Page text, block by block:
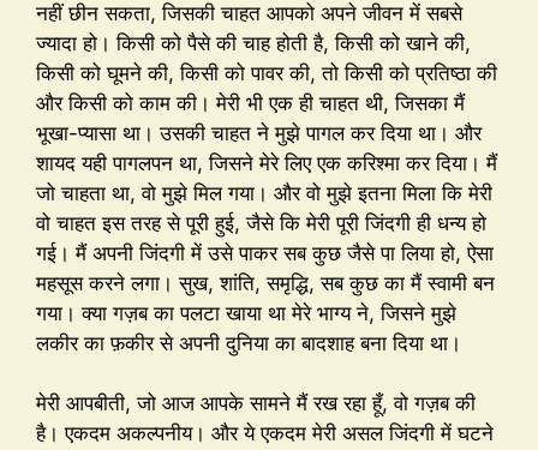
नहीं छीन सकता, जिसकी चाहत आपको अपने जीवन में सबसे
ज्यादा हो। किसी को पैसे की चाह होती है, किसी को खाने की,
किसी को घूमने की, किसी को पावर की, तो किसी को प्रतिष्ठा की
और किसी को काम की। मेरी भी एक ही चाहत थी, जिसका मैं
भूखा-प्यासा था। उसकी चाहत ने मुझे पागल कर दिया था। और
शायद यही पागलपन था, जिसने मेरे लिए एक करिश्मा कर दिया। मैं
जो चाहता था, वो मुझे मिल गया। और वो मुझे इतना मिला कि मेरी
वो चाहत इस तरह से पूरी हुई, जैसे कि मेरी पूरी जिंदगी ही धन्य हो
गई। मैं अपनी जिंदगी में उसे पाकर सब कुछ जैसे पा लिया हो, ऐसा
महसूस करने लगा। सुख, शांति, समृद्धि, सब कुछ का मैं स्वामी बन
गया। क्या गज़ब का पलटा खाया था मेरे भाग्य ने, जिसने मुझे
लकीर का फ़कीर से अपनी दुनिया का बादशाह बना दिया था।
मेरी आपबीती, जो आज आपके सामने मैं रख रहा हूँ, वो गज़ब की
है। एकदम अकल्पनीय। और ये एकदम मेरी असल जिंदगी में घटने